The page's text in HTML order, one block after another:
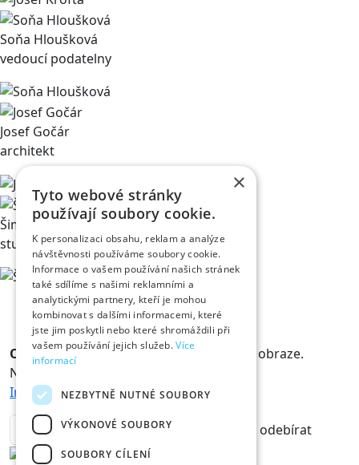
Soňa Hloušková
vedoucí podatelny
Josef Gočár
architekt
Šimon Chvátil
student medicíny
Odběr novinekKrálové a Královny jsou v obraze.
Novinky vám rádi doručíme na mail.
Informace o zpracování osobních údajů
odebírat
×
Tyto webové stránky
používají soubory cookie.
K personalizaci obsahu, reklam a analýze
návštěvnosti používáme soubory cookie.
Informace o vašem používání našich stránek
také sdílíme s našimi reklamními a
analytickými partnery, kteří je mohou
kombinovat s dalšími informacemi, které
jste jim poskytli nebo které shromáždili při
vašem používání jejich služeb.Více
informací
NEZBYTNĚ NUTNÉ SOUBORY
VÝKONOVÉ SOUBORY
SOUBORY CÍLENÍ